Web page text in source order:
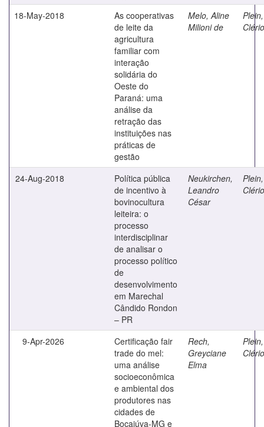
18-May-2018
As cooperativas
de leite da
agricultura
familiar com
interação
solidária do
Oeste do
Paraná: uma
análise da
retração das
instituições nas
práticas de
gestão
Melo, Aline
Milioni de
Plein,
Clério
24-Aug-2018
Política pública
de incentivo à
bovinocultura
leiteira: o
processo
interdisciplinar
de analisar o
processo político
de
desenvolvimento
em Marechal
Cândido Rondon
– PR
Neukirchen,
Leandro
César
Plein,
Clério
9-Apr-2026
Certificação fair
trade do mel:
uma análise
socioeconômica
e ambiental dos
produtores nas
cidades de
Bocaiúva-MG e
Rech,
Greyciane
Elma
Plein,
Clério